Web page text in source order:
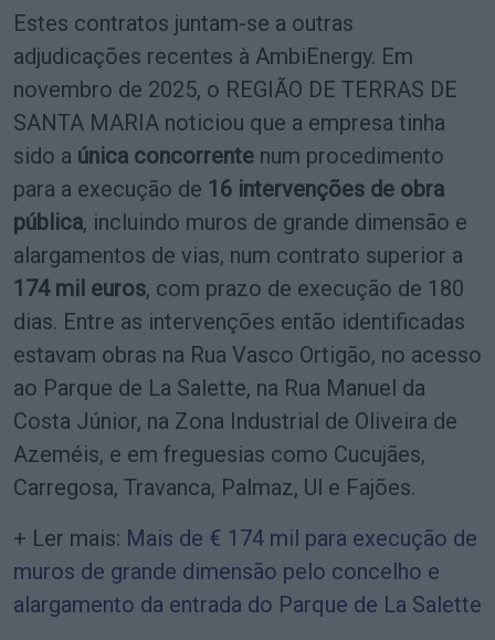
Estes contratos juntam-se a outras
adjudicações recentes à AmbiEnergy. Em
novembro de 2025, o REGIÃO DE TERRAS DE
SANTA MARIA noticiou que a empresa tinha
sido a única concorrente num procedimento
para a execução de 16 intervenções de obra
pública, incluindo muros de grande dimensão e
alargamentos de vias, num contrato superior a
174 mil euros, com prazo de execução de 180
dias. Entre as intervenções então identificadas
estavam obras na Rua Vasco Ortigão, no acesso
ao Parque de La Salette, na Rua Manuel da
Costa Júnior, na Zona Industrial de Oliveira de
Azeméis, e em freguesias como Cucujães,
Carregosa, Travanca, Palmaz, Ul e Fajões.
+ Ler mais: Mais de € 174 mil para execução de
muros de grande dimensão pelo concelho e
alargamento da entrada do Parque de La Salette